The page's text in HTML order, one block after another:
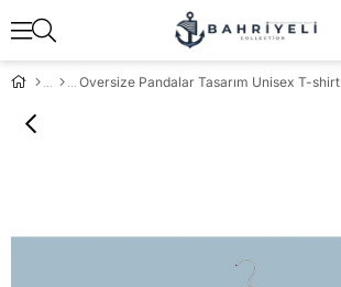
Oversize Pandalar Tasarım Unisex T-shirt